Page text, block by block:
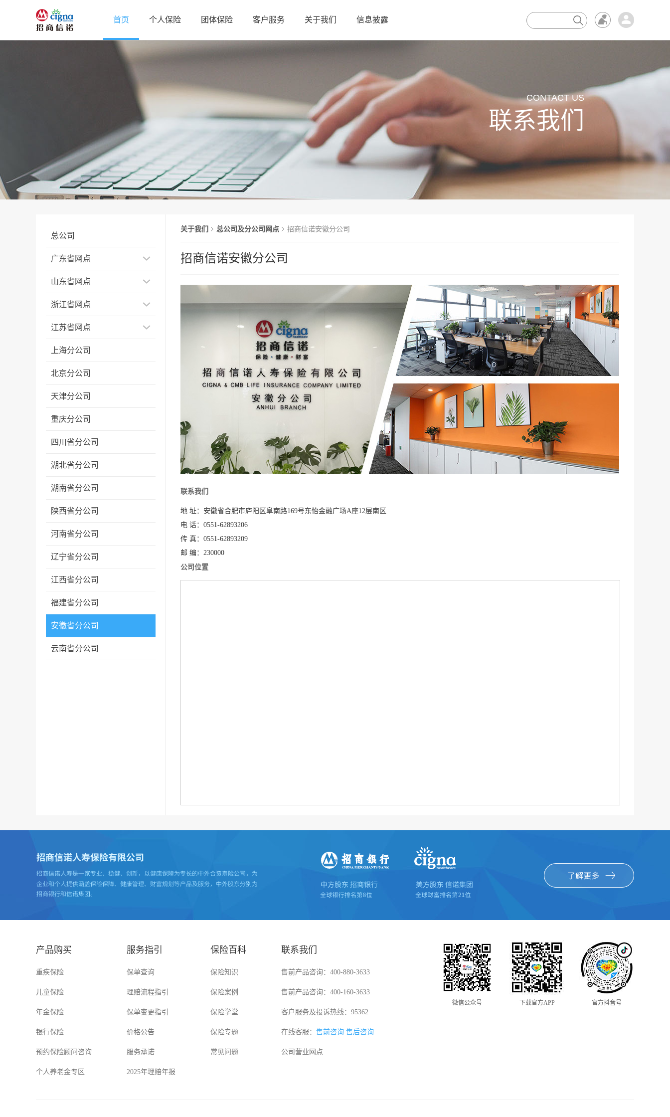
首页
个人保险 团体保险 客户服务 关于我们 信息披露
CONTACT US
联系我们
总公司
广东省网点
山东省网点
浙江省网点
江苏省网点
上海分公司
北京分公司
天津分公司
重庆分公司
四川省分公司
湖北省分公司
湖南省分公司
陕西省分公司
河南省分公司
辽宁省分公司
江西省分公司
福建省分公司
安徽省分公司
云南省分公司
关于我们 总公司及分公司网点 招商信诺安徽分公司
招商信诺安徽分公司
联系我们
地 址：安徽省合肥市庐阳区阜南路169号东怡金融广场A座12层南区
电 话：0551-62893206
传 真：0551-62893209
邮 编：230000
公司位置
产品购买
重疾保险
儿童保险
年金保险
银行保险
预约保险顾问咨询
个人养老金专区
服务指引
保单查询
理赔流程指引
保单变更指引
价格公告
服务承诺
2025年理赔年报
保险百科
保险知识
保险案例
保险学堂
保险专题
常见问题
联系我们
售前产品咨询：400-880-3633
售前产品咨询：400-160-3633
客户服务及投诉热线：95362
在线客服： 售前咨询 售后咨询
公司营业网点
微信公众号 下载官方APP 官方抖音号